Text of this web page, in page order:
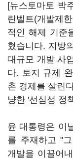
[뉴스토마토 박
린벨트(개발제
적인 해제 기준
혔습니다. 지방
대규모 개발 사
다. 토지 규제
촌 경제를 살린
냥한 '선심성 정
윤 대통령은 이
를 주재하고 "
개발을 이끌어